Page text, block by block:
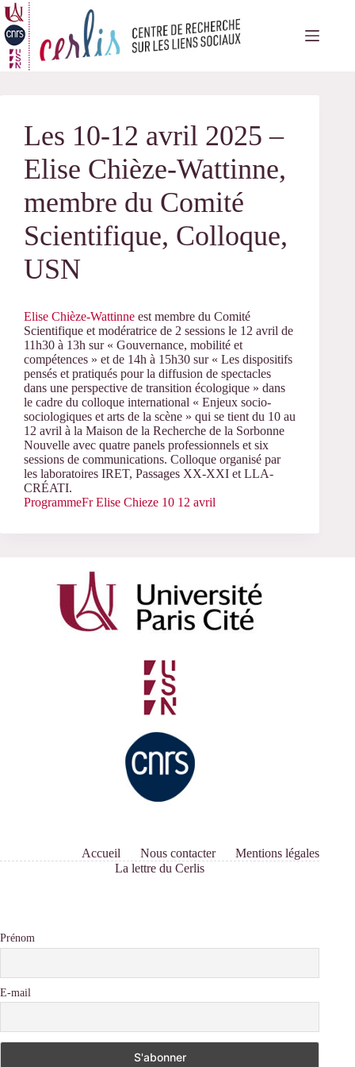
Passer
au
contenu
Les 10-12 avril 2025 –
Elise Chièze-Wattinne,
membre du Comité
Scientifique, Colloque,
USN
Elise Chièze-Wattinne est membre du Comité
Scientifique et modératrice de 2 sessions le 12 avril de
11h30 à 13h sur « Gouvernance, mobilité et
compétences » et de 14h à 15h30 sur « Les dispositifs
pensés et pratiqués pour la diffusion de spectacles
dans une perspective de transition écologique » dans
le cadre du colloque international « Enjeux socio-
sociologiques et arts de la scène » qui se tient du 10 au
12 avril à la Maison de la Recherche de la Sorbonne
Nouvelle avec quatre panels professionnels et six
sessions de communications. Colloque organisé par
les laboratoires IRET, Passages XX-XXI et LLA-
CRÉATI.
ProgrammeFr Elise Chieze 10 12 avril
Accueil Nous contacter
Mentions légales
La lettre du Cerlis
Prénom
E-mail